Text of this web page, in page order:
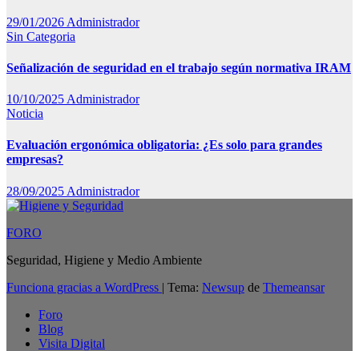
29/01/2026 Administrador
Sin Categoria
Señalización de seguridad en el trabajo según normativa IRAM
10/10/2025 Administrador
Noticia
Evaluación ergonómica obligatoria: ¿Es solo para grandes
empresas?
28/09/2025 Administrador
FORO
Seguridad, Higiene y Medio Ambiente
Funciona gracias a WordPress | Tema: Newsup de Themeansar
Foro
Blog
Visita Digital